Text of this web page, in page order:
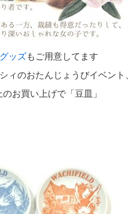
ッズもご用意してます
ィのおたんじょうびイベント
お買い上げで「豆皿」